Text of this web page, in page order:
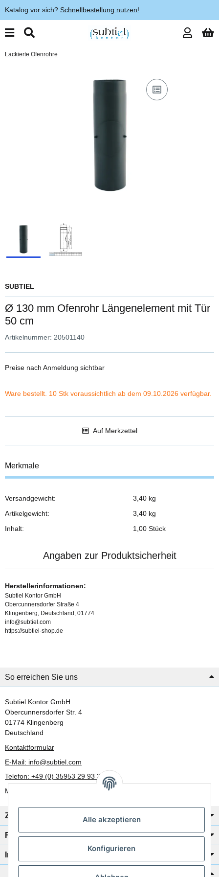
Alle akzeptieren
Konfigurieren
Katalog vor sich? Schnellbestellung nutzen!
Lackierte Ofenrohre
SUBTIEL
Ø 130 mm Ofenrohr Längenelement mit Tür
50 cm
Artikelnummer: 20501140
Preise nach Anmeldung sichtbar
Ware bestellt. 10 Stk voraussichtlich ab dem 09.10.2026 verfügbar.
Auf Merkzettel
Merkmale
Produkteigenschaft
Wert
Versandgewicht:
3,40 kg
Artikelgewicht:
3,40 kg
Inhalt:
1,00 Stück
Angaben zur Produktsicherheit
Herstellerinformationen:
Subtiel Kontor GmbH
Obercunnersdorfer Straße 4
Klingenberg, Deutschland, 01774
info@subtiel.com
https://subtiel-shop.de
So erreichen Sie uns
Subtiel Kontor GmbH
Obercunnersdorfer Str. 4
01774 Klingenberg
Deutschland
Kontaktformular
E-Mail: info@subtiel.com
Telefon: +49 (0) 35953 29 93 30
Mo-Fr: 8:00 Uhr - 17:00 Uhr
Zahlung/Versand
Rechtliches
Informationen
Katalog zur Hand?